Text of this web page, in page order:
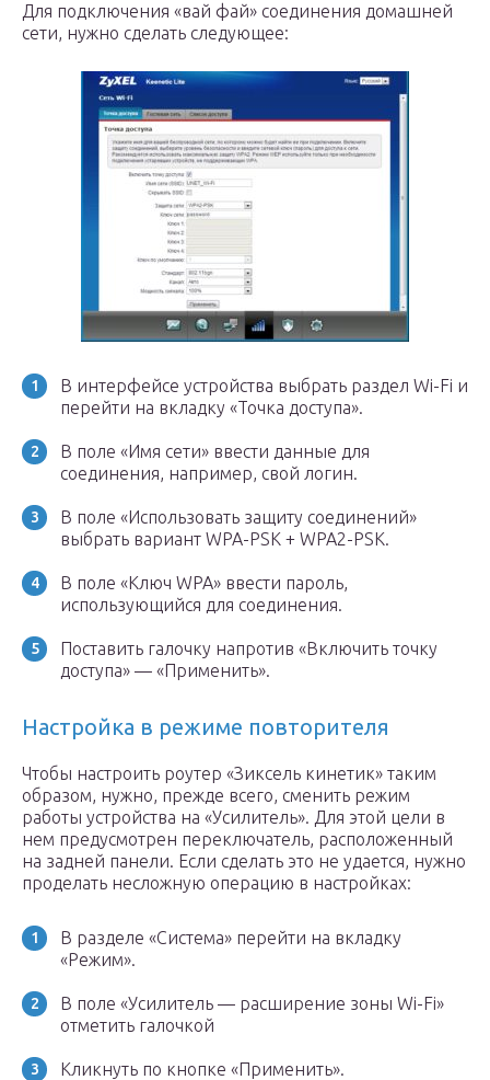
Для подключения «вай фай» соединения домашней
сети, нужно сделать следующее:
В интерфейсе устройства выбрать раздел Wi-Fi и
перейти на вкладку «Точка доступа».
В поле «Имя сети» ввести данные для
соединения, например, свой логин.
В поле «Использовать защиту соединений»
выбрать вариант WPA-PSK + WPA2-PSK.
В поле «Ключ WPA» ввести пароль,
использующийся для соединения.
Поставить галочку напротив «Включить точку
доступа» — «Применить».
Настройка в режиме повторителя
Чтобы настроить роутер «Зиксель кинетик» таким
образом, нужно, прежде всего, сменить режим
работы устройства на «Усилитель». Для этой цели в
нем предусмотрен переключатель, расположенный
на задней панели. Если сделать это не удается, нужно
проделать несложную операцию в настройках:
В разделе «Система» перейти на вкладку
«Режим».
В поле «Усилитель — расширение зоны Wi-Fi»
отметить галочкой
Кликнуть по кнопке «Применить».